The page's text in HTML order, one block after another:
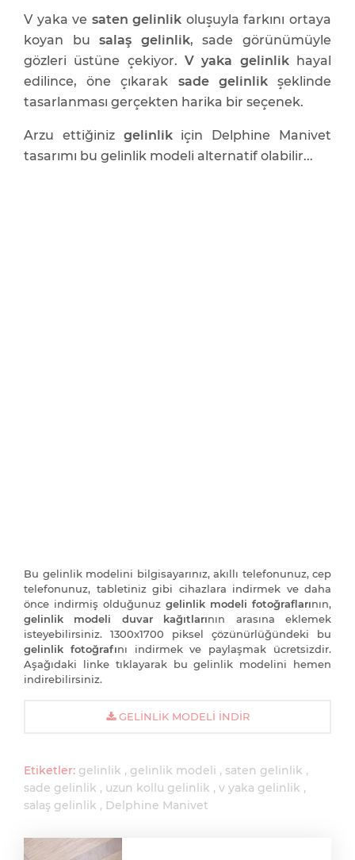
V yaka ve saten gelinlik oluşuyla farkını ortaya
koyan busalaş gelinlik, sade görünümüyle
gözleri üstüne çekiyor. V yaka gelinlikhayal
edilince, öne çıkarak sade gelinlikşeklinde
tasarlanması gerçekten harika bir seçenek.
Arzu ettiğiniz gelinlikiçin Delphine Manivet
tasarımı bu gelinlik modeli alternatif olabilir...
Bu gelinlik modelini bilgisayarınız, akıllı telefonunuz, cep
telefonunuz, tabletiniz gibi cihazlara indirmek ve daha
önce indirmiş olduğunuz gelinlik modeli fotoğraflarının,
gelinlik modeli duvar kağıtlarının arasına eklemek
isteyebilirsiniz. 1300x1700 piksel çözünürlüğündeki bu
gelinlik fotoğrafını indirmek ve paylaşmak ücretsizdir.
Aşağıdaki linke tıklayarak bu gelinlik modelini hemen
indirebilirsiniz.
GELINLIK MODELI İNDIR
Etiketler: gelinlik gelinlik modeli
saten gelinlik
sade gelinlik
uzun kollu gelinlik
v yaka gelinlik
salaş gelinlik
Delphine Manivet